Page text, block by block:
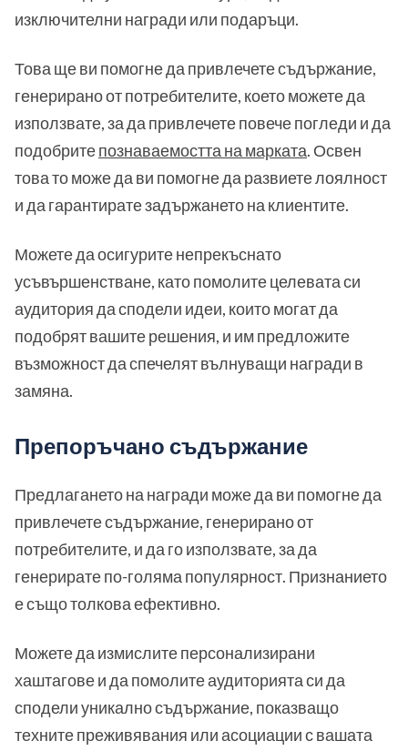
изключителни награди или подаръци.
Това ще ви помогне да привлечете съдържание,
генерирано от потребителите, което можете да
използвате, за да привлечете повече погледи и да
подобритепознаваемостта на марката. Освен
това то може да ви помогне да развиете лоялност
и да гарантирате задържането на клиентите.
Можете да осигурите непрекъснато
усъвършенстване, като помолите целевата си
аудитория да сподели идеи, които могат да
подобрят вашите решения, и им предложите
възможност да спечелят вълнуващи награди в
замяна.
Препоръчано съдържание
Предлагането на награди може да ви помогне да
привлечете съдържание, генерирано от
потребителите, и да го използвате, за да
генерирате по-голяма популярност. Признанието
е също толкова ефективно.
Можете да измислите персонализирани
хаштагове и да помолите аудиторията си да
сподели уникално съдържание, показващо
техните преживявания или асоциации с вашата